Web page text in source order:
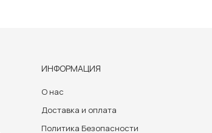
ИНФОРМАЦИЯ
О нас
Доставка и оплата
Политика Безопасности